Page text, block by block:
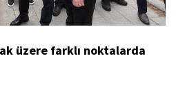
üzere farklı noktalarda